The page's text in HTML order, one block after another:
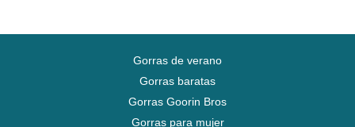
Gorras de verano
Gorras baratas
Gorras Goorin Bros
Gorras para mujer